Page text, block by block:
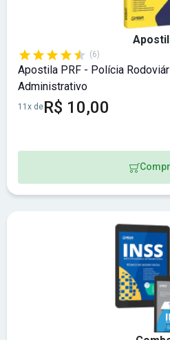
(6)
Apostila PRF - Polícia
Administrativo
11x deR$ 10,00